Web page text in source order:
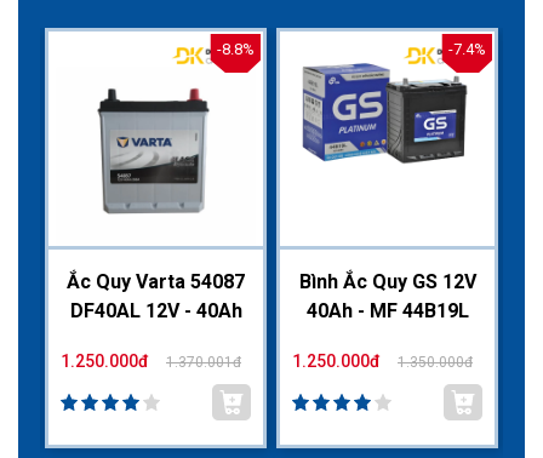
-7.4%
Bình Ắc Quy GS 12V
40Ah - MF 44B19L
1.250.000đ 1.350.000đ
-8.8%
Ắc Quy Varta 54087
DF40AL 12V - 40Ah
1.250.000đ 1.370.001đ